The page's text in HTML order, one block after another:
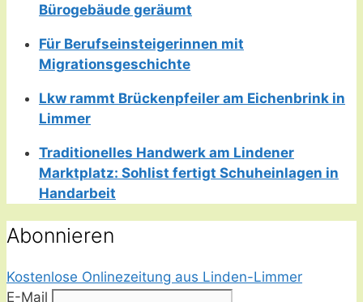
Bürogebäude geräumt
Für Berufseinsteigerinnen mit
Migrationsgeschichte
Lkw rammt Brückenpfeiler am Eichenbrink in
Limmer
Traditionelles Handwerk am Lindener
Marktplatz: Sohlist fertigt Schuheinlagen in
Handarbeit
Abonnieren
Kostenlose Onlinezeitung aus Linden-Limmer
E-Mail